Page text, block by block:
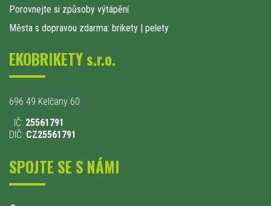
Porovnejte si způsoby výtápění
Města s dopravou zdarma: brikety | pelety
EKOBRIKETY s.r.o.
696 49 Kelčany 60
IČ: 25561791
DIČ: CZ25561791
SPOJTE SE S NÁMI